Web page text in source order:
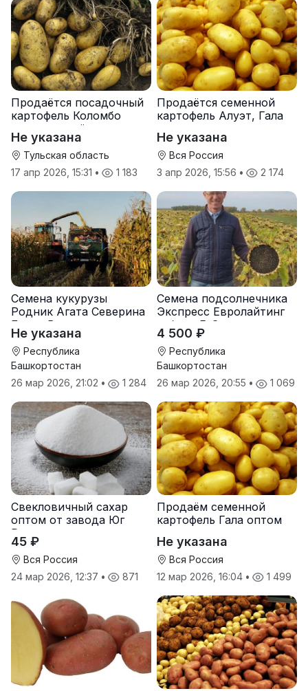
Продаётся посадочный
картофель Коломбо
оптом от трёх тонн
Не указана
Тульская область
17 апр 2026, 15:31 • 1 183
Продаётся семенной
картофель Алуэт, Гала
Не указана
Вся Россия
3 апр 2026, 15:56 • 2 174
Семена кукурузы
Родник Агата Северина
Берта Вилора
Прохладненский Дарина
Росс Машук Катерина
Не указана
Республика
Башкортостан
26 мар 2026, 21:02 • 1 284
Семена подсолнечника
Экспресс Евролайтинг
гибрид F-G+
4 500 ₽
Республика
Башкортостан
26 мар 2026, 20:55 • 1 069
Свекловичный сахар
оптом от завода Юг
Руси
45 ₽
Вся Россия
24 мар 2026, 12:37 • 871
Продаём семенной
картофель Гала оптом
Не указана
Вся Россия
12 мар 2026, 16:04 • 1 499